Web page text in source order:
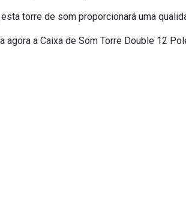
torre de som proporcionará uma
agora a Caixa de Som Torre Double 12